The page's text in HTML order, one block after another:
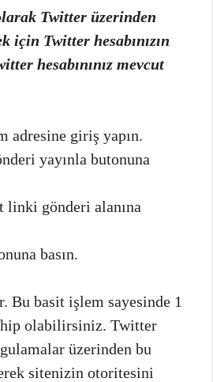
Twitter üzerinden
için Twitter hesabınızın
hesabınınız mevcut
adresine giriş yapın.
yayınla butonuna
linki gönderi alanına
basın.
Bu basit işlem sayesinde 1
olabilirsiniz. Twitter
üzerinden bu
sitenizin otoritesini